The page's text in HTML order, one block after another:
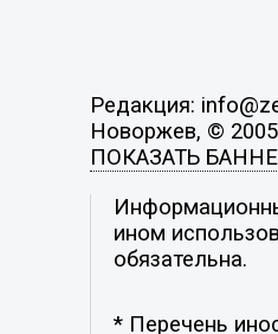
Редакция:
Новоржев, ©
ПОКАЗАТЬ
ином
обязательна.
* Перечень